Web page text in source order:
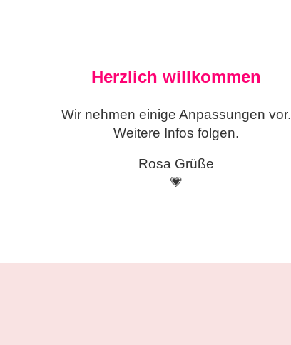
Herzlich willkommen
Wir nehmen einigeAnpassungen vor.
Weitere Infos folgen.
Rosa Grüße
💗